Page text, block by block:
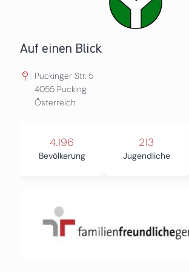
Auf einen Blick
Puckinger Str. 5
4055 Pucking
Österreich
4.196
Bevölkerung
213
Jugendliche